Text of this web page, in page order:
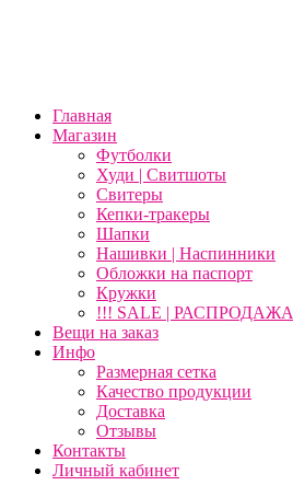
Главная
Магазин
Футболки
Худи | Свитшоты
Свитеры
Кепки-тракеры
Шапки
Нашивки | Наспинники
Обложки на паспорт
Кружки
!!! SALE | РАСПРОДАЖА
Вещи на заказ
Инфо
Размерная сетка
Качество продукции
Доставка
Отзывы
Контакты
Личный кабинет